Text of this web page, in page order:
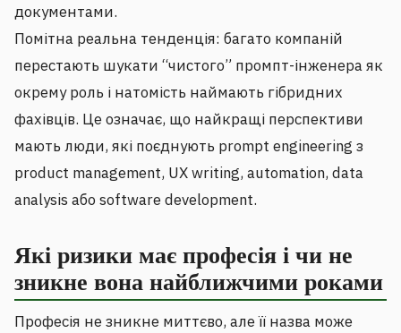
документами.
Помітна реальна тенденція: багато компаній
перестають шукати “чистого” промпт-інженера як
окрему роль і натомість наймають гібридних
фахівців. Це означає, що найкращі перспективи
мають люди, які поєднують prompt engineering з
product management, UX writing, automation, data
analysis або software development.
Які ризики має професія і чи не
зникне вона найближчими роками
Професія не зникне миттєво, але її назва може